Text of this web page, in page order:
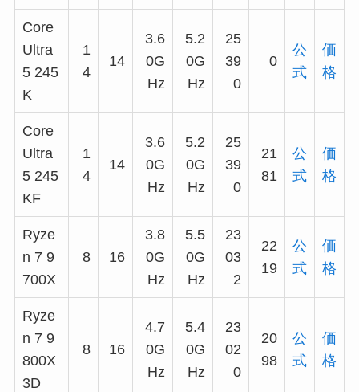
Core
Ultra
5 245
K
1
4
14
3.6
0G
Hz
5.2
0G
Hz
25
39
0
0
公
式
価
格
Core
Ultra
5 245
KF
1
4
14
3.6
0G
Hz
5.2
0G
Hz
25
39
0
21
81
公
式
価
格
Ryze
n 7 9
700X
8 16
3.8
0G
Hz
5.5
0G
Hz
23
03
2
22
19
公
式
価
格
Ryze
n 7 9
800X
3D
8 16
4.7
0G
Hz
5.4
0G
Hz
23
02
0
20
98
公
式
価
格